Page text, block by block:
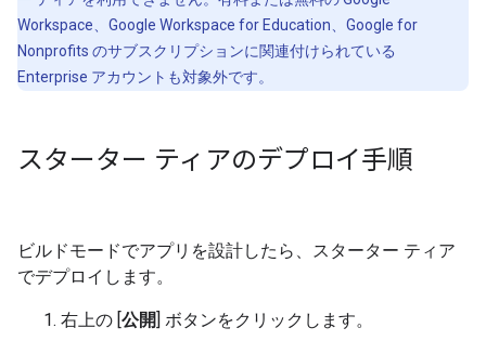
Workspace、Google Workspace for Education、Google for
Nonprofits のサブスクリプションに関連付けられている
Enterprise アカウントも対象外です。
スターター ティアのデプロイ手順
ビルドモードでアプリを設計したら、スターター ティア
でデプロイします。
右上の [公開] ボタンをクリックします。